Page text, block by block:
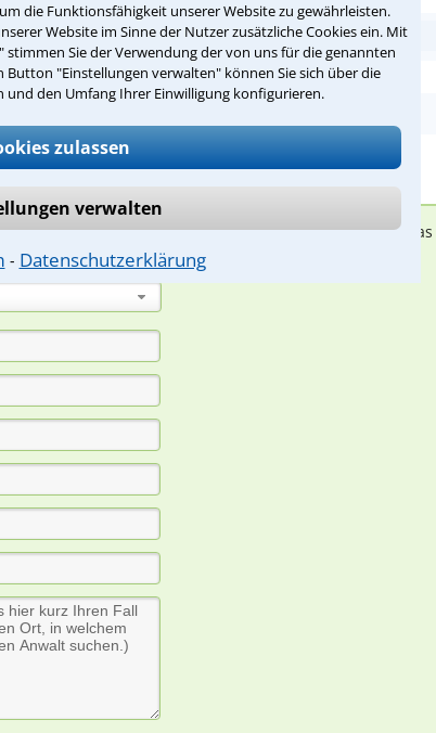
die Funktionsfähigkeit unserer Website zu gewährleisten.
Website im Sinne der Nutzer zusätzliche Cookies ein. Mit
Sie der Verwendung der von uns für die genannten
Button "Einstellungen verwalten" können Sie sich über die
und den Umfang Ihrer Einwilligung konfigurieren.
zulassen
verwalten
⁃ Datenschutzerklärung
Dein Rechtswissen
spezialisierte Rechtsanwälte bei Ihnen melden, um
für Sie kostenlos.